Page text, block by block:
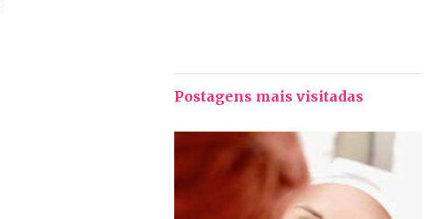
Postagens mais visitadas